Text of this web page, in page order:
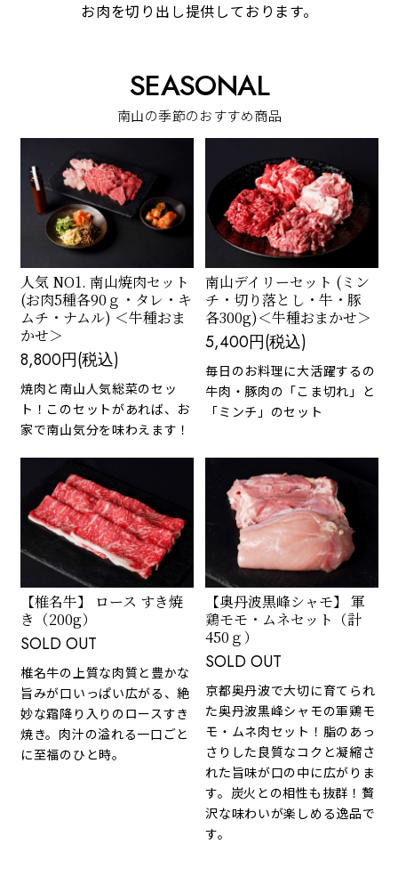
お肉を切り出し提供しております。
SEASONAL
南山の季節のおすすめ商品
人気 NO1. 南山焼肉セット
(お肉5種各90ｇ・タレ・キ
ムチ・ナムル) ＜牛種おま
かせ＞
8,800円(税込)
焼肉と南山人気総菜のセッ
ト！このセットがあれば、お
家で南山気分を味わえます！
南山デイリーセット (ミン
チ・切り落とし・牛・豚
各300g)＜牛種おまかせ＞
5,400円(税込)
毎日のお料理に大活躍するの
牛肉・豚肉の「こま切れ」と
「ミンチ」のセット
【椎名牛】 ロース すき焼
き（200g）
SOLD OUT
椎名牛の上質な肉質と豊かな
旨みが口いっぱい広がる、絶
妙な霜降り入りのロースすき
焼き。肉汁の溢れる一口ごと
に至福のひと時。
【奥丹波黒峰シャモ】 軍
鶏モモ・ムネセット（計
450ｇ）
SOLD OUT
京都奥丹波で大切に育てられ
た奥丹波黒峰シャモの軍鶏モ
モ・ムネ肉セット！脂のあっ
さりした良質なコクと凝縮さ
れた旨味が口の中に広がりま
す。炭火との相性も抜群！贅
沢な味わいが楽しめる逸品で
す。